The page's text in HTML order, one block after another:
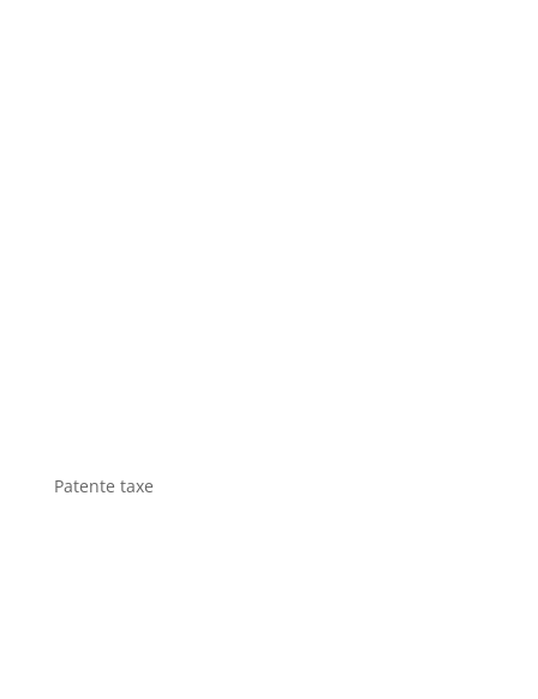
Patente taxe